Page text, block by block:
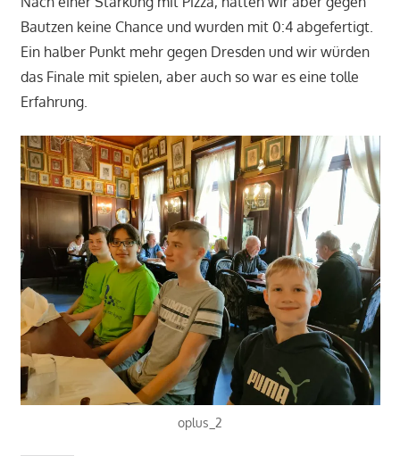
Bautzen keine Chance und wurden mit 0:4 abgefertigt.
Ein halber Punkt mehr gegen Dresden und wir würden
das Finale mit spielen, aber auch so war es eine tolle
Erfahrung.
oplus_2